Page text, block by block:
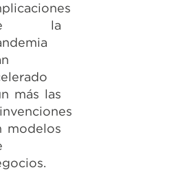
la
más las
modelos